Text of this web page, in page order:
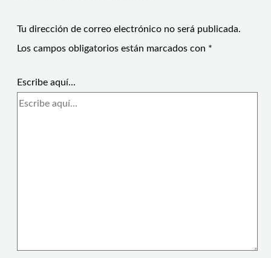
Tu dirección de correo electrónico no será publicada.
Los campos obligatorios están marcados con *
Escribe aquí...